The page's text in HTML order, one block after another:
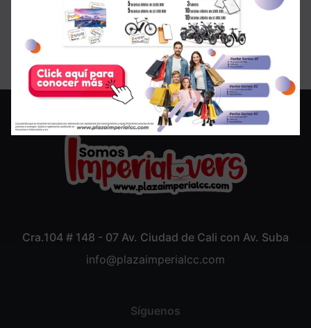
Cra.104 # 148 - 07 Av. Ciudad de Cali con Av. Suba
info@plazaimperialcc.com
Síguenos